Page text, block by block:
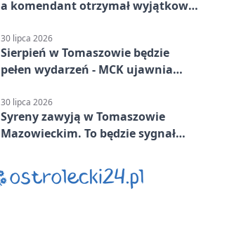
a komendant otrzymał wyjątkowy
30 lipca 2026
Sierpień w Tomaszowie będzie
pełen wydarzeń - MCK ujawnia
30 lipca 2026
Syreny zawyją w Tomaszowie
Mazowieckim. To będzie sygnał